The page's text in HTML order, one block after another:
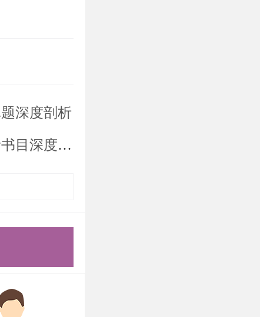
方面的
生间接
和综合能
义基本
对马克思
典著
深度剖析
深度剖析